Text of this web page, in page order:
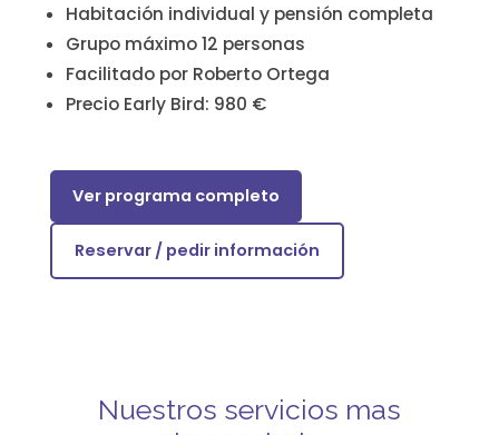
Habitación individual y pensión completa
Grupo máximo 12 personas
Facilitado por Roberto Ortega
Precio Early Bird: 980 €
Ver programa completo
Reservar / pedir información
Nuestros servicios mas